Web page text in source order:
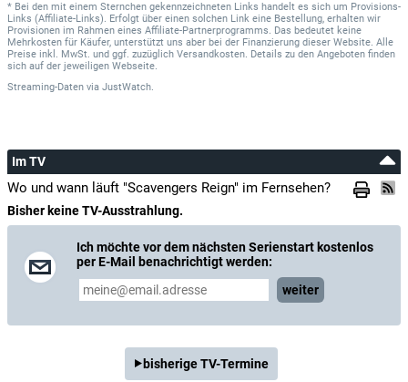
* Bei den mit einem Sternchen gekennzeichneten Links handelt es sich um Provisions-
Links (Affiliate-Links). Erfolgt über einen solchen Link eine Bestellung, erhalten wir
Provisionen im Rahmen eines Affiliate-Partnerprogramms. Das bedeutet keine
Mehrkosten für Käufer, unterstützt uns aber bei der Finanzierung dieser Website. Alle
Preise inkl. MwSt. und ggf. zuzüglich Versandkosten. Details zu den Angeboten finden
sich auf der jeweiligen Webseite.
Streaming-Daten via JustWatch.
Im TV
Wo und wann läuft "Scavengers Reign" im Fernsehen?
Bisher keine TV-Ausstrahlung.
Ich möchte vor dem nächsten Serienstart kostenlos
per E-Mail benachrichtigt werden:
weiter
bisherige TV-Termine